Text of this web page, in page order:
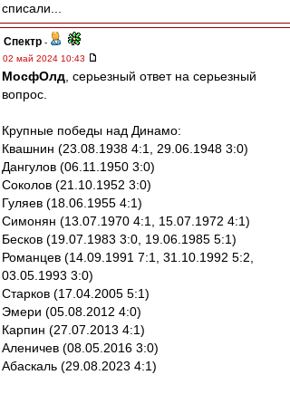
списали...
Спектр -
02 май 2024 10:43
МосфОлд , серьезный ответ на серьезный
вопрос.
Крупные победы над Динамо:
Квашнин (23.08.1938 4:1, 29.06.1948 3:0)
Дангулов (06.11.1950 3:0)
Соколов (21.10.1952 3:0)
Гуляев (18.06.1955 4:1)
Симонян (13.07.1970 4:1, 15.07.1972 4:1)
Бесков (19.07.1983 3:0, 19.06.1985 5:1)
Романцев (14.09.1991 7:1, 31.10.1992 5:2,
03.05.1993 3:0)
Старков (17.04.2005 5:1)
Эмери (05.08.2012 4:0)
Карпин (27.07.2013 4:1)
Аленичев (08.05.2016 3:0)
Абаскаль (29.08.2023 4:1)